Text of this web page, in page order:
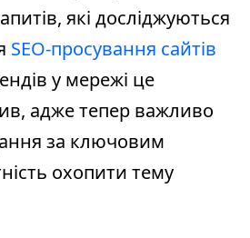
які досліджуються
SEO-просування сайтів
у мережі це
адже тепер важливо
за ключовим
охопити тему